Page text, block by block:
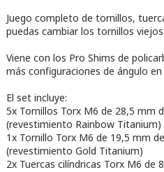
Juego completo de tornillos,
puedas cambiar los tornillos viejos.
Viene con los Pro Shims de
más configuraciones de ángulo
El set incluye:
5x Tornillos Torx M6 de 28,5 mm
(revestimiento Rainbow Titanium)
1x Tornillo Torx M6 de 19,5 mm
(revestimiento Gold Titanium)
2x Tuercas cilíndricas Torx M6 de